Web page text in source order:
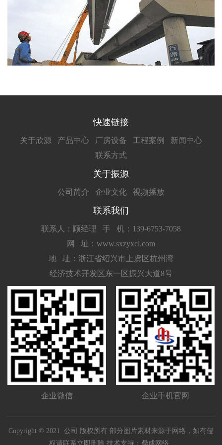
快速链接
关于欣源 产品中心 厂房设备 工程案例
新闻中心
联系方式
关于振源
公司简介 企业文化 视频播放
联系我们
联系人：顾经理
手 机：139-6753-7058
网 址：www.sxzyxcl.com
地 址：浙江省绍兴市上虞区杭州湾
经济技术开发区东一区振兴大道8号
企业微信 企业手机官网
Copyright © 2021 公司 版权所有 部分图片素材来源于网络，如有侵
权请联系立即删除 技术支持： 鼎成网络